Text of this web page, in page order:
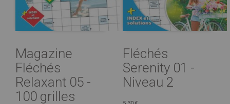
Magazine
Fléchés
Relaxant 05 -
100 grilles
Fléchés
Serenity 01 -
Niveau 2